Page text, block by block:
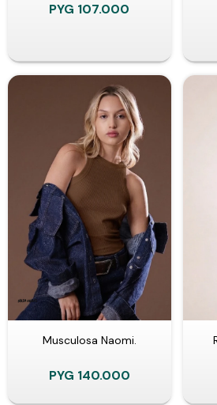
PYG 107.000
Musculosa Naomi.
PYG 140.000